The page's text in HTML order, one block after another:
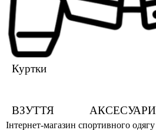
Куртки
ВЗУТТЯ АКСЕСУАРИ
Інтернет-магазин спортивного одягу